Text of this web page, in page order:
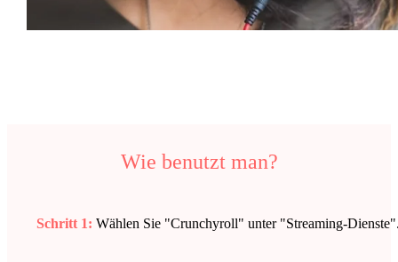
Wie benutzt man?
Schritt 1:Wählen Sie "Crunchyroll" unter "Streaming-